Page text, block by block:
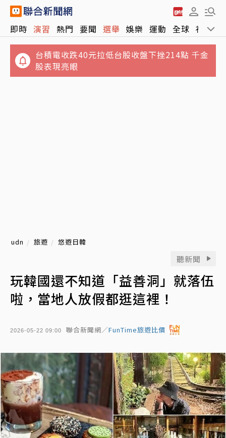
即時 演習 熱門 要聞 選舉 娛樂 運動 全球 社會
台積電收跌40元拉低台股收盤下挫214點 千金
股表現亮眼
udn 旅遊 悠遊日韓
聽新聞
玩韓國還不知道「益善洞」就落伍
啦，當地人放假都逛這裡！
2026-05-22 09:00 聯合新聞網／FunTime旅遊比價